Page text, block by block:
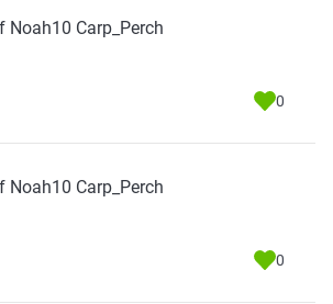
Noah10 Carp_Perch
0
Noah10 Carp_Perch
0